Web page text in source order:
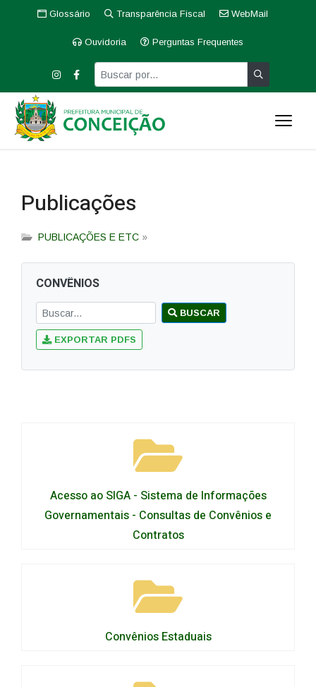
Glossário Transparência Fiscal WebMail
Ouvidoria Perguntas Frequentes
Publicações
PUBLICAÇÕES E ETC »
CONVÊNIOS
BUSCAR
EXPORTAR PDFS
Acesso ao SIGA - Sistema de Informações
Governamentais - Consultas de Convênios e
Contratos
Convênios Estaduais